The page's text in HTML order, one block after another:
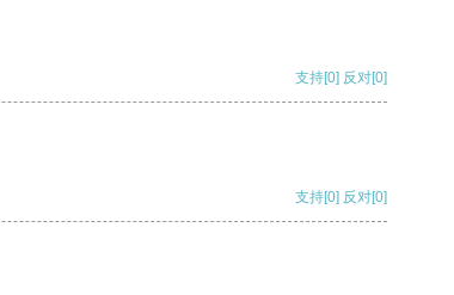
支持[0] 反对[0]
支持[0] 反对[0]